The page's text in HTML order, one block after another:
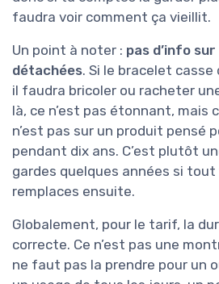
faudra voir comment ça vieillit.
Un point à noter : pas d’info
détachées. Si le bracelet casse
il faudra bricoler ou racheter
là, ce n’est pas étonnant, mais
n’est pas sur un produit pensé
pendant dix ans. C’est plutôt
gardes quelques années si
remplaces ensuite.
Globalement, pour le tarif, la
correcte. Ce n’est pas une
ne faut pas la prendre pour un